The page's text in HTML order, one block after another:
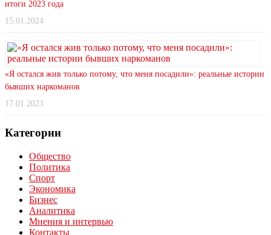
итоги 2023 года
15.01.2024
«Я остался жив только потому, что меня посадили»: реальные истории
бывших наркоманов
17.01.2023
Категории
Общество
Политика
Спорт
Экономика
Бизнес
Аналитика
Мнения и интервью
Контакты